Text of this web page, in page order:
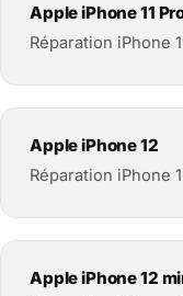
Apple iPhone 11
Réparation iPhone
Apple iPhone 12
Réparation iPhone
Apple iPhone 12